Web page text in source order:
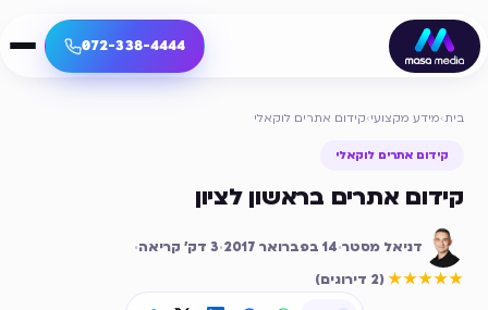
072-338-4444
בית›מידע מקצועי›קידום אתרים לוקאלי
קידום אתרים לוקאלי
קידום אתרים בראשון לציון
דניאל מסטר·14 בפברואר 2017 ·
3 דק׳ קריאה·
★★★★★
(2 דירוגים )